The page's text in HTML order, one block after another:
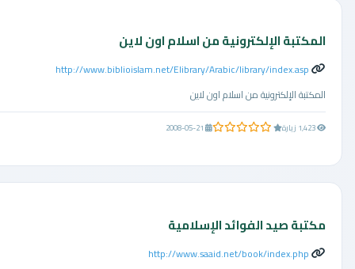
المكتبة الإلكترونية من اسلام اون لاين
http://www.biblioislam.net/Elibrary/Arabic/library/index.asp
المكتبة الإلكترونية من اسلام اون لاين
0.0 من 5 نجوم 2008-05-21
مكتبة صيد الفوائد الإسلامية
http://www.saaid.net/book/index.php